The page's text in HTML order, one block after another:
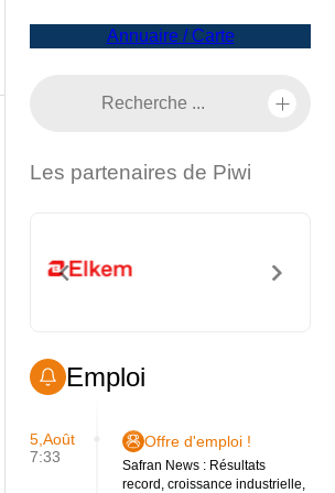
Annuaire / Carte
Les partenaires de Piwi
Emploi
5,Août
7:33
Offre d'emploi !
Safran News : Résultats
record, croissance industrielle,